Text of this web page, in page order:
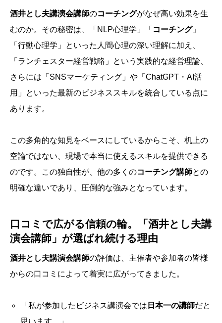
酒井とし夫講演会講師のコーチングがなぜ高い効果を生
むのか。その秘密は、「NLP心理学」「 コーチング」
「行動心理学」といった人間心理の深い理解に加え、
「ランチェスター経営戦略」という実践的な経営理論、
さらには「SNSマーケティング」や「ChatGPT・AI活
用」といった最新のビジネススキルを統合している点に
あります。
この多角的な知見をベースにしているからこそ、机上の
空論ではない、現場で本当に使えるスキルを提供できる
のです。この独自性が、他の多くのコーチング講師との
明確な違いであり、圧倒的な強みとなっています。
口コミで広がる信頼の輪。「酒井とし夫講
演会講師」が選ばれ続ける理由
酒井とし夫講演会講師の評価は、主催者や参加者の皆様
からの口コミによって着実に広がってきました。
「私が参加したビジネス講演会では 日本一の講師だと
思います。」